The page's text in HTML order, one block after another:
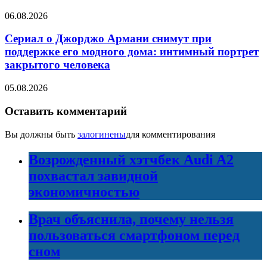
06.08.2026
Сериал о Джорджо Армани снимут при
поддержке его модного дома: интимный портрет
закрытого человека
05.08.2026
Оставить комментарий
Вы должны быть залогиненыдля комментирования
Возрожденный хэтчбек Audi A2
похвастал завидной
экономичностью
Врач объяснила, почему нельзя
пользоваться смартфоном перед
сном